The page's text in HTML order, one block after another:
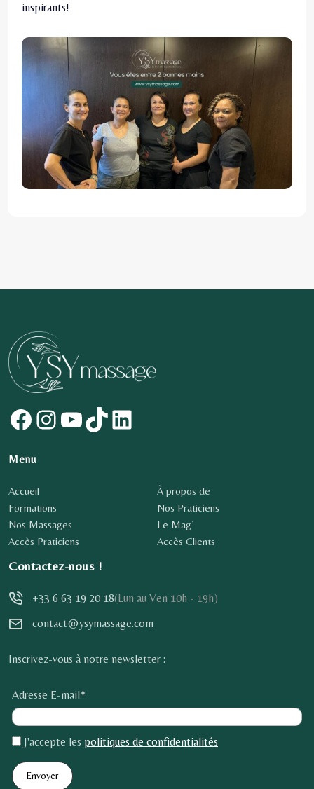
inspirants!
Facebook Instagram YouTube TikTok LinkedIn
Menu
Accueil
À propos de
Formations
Nos Praticiens
Nos Massages
Le Mag’
Accès Praticiens
Accès Clients
Contactez-nous !
+33 6 63 19 20 18(Lun au Ven 10h - 19h)
contact@ysymassage.com
Inscrivez-vous à notre newsletter :
Adresse E-mail*
J'accepte les politiques de confidentialités